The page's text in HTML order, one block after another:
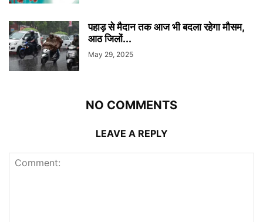
पहाड़ से मैदान तक आज भी बदला रहेगा मौसम,
आठ जिलों...
May 29, 2025
NO COMMENTS
LEAVE A REPLY